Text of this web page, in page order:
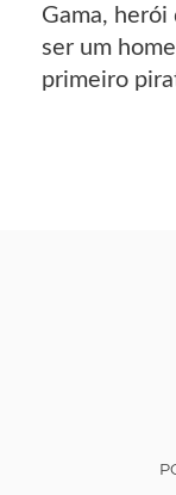
Gama,
ser um
primeiro